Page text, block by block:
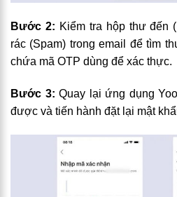
Bước 2: Kiểm tra hộp thư đến
rác (Spam) trong email để tìm
chứa mã OTP dùng để xác thực.
Bước 3: Quay lại ứng dụng
được và tiến hành đặt lại mật